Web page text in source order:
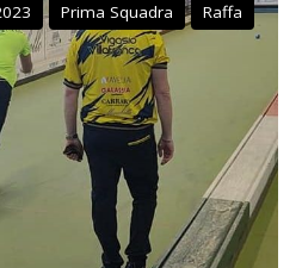
Prima Squadra Raffa